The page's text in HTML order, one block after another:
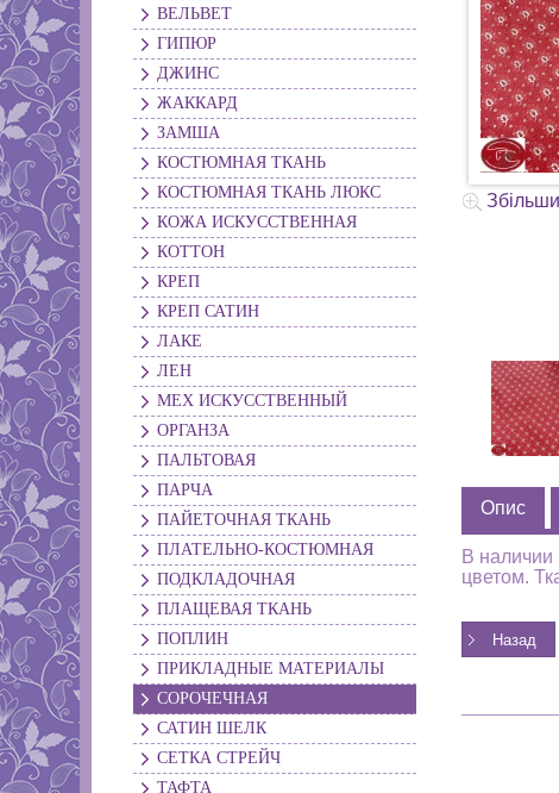
ВЕЛЬВЕТ
ГИПЮР
ДЖИНС
ЖАККАРД
ЗАМША
КОСТЮМНАЯ ТКАНЬ
КОСТЮМНАЯ ТКАНЬ ЛЮКС
КОЖА ИСКУССТВЕННАЯ
КОТТОН
КРЕП
КРЕП САТИН
ЛАКЕ
ЛЕН
МЕХ ИСКУССТВЕННЫЙ
ОРГАНЗА
ПАЛЬТОВАЯ
ПАРЧА
ПАЙЕТОЧНАЯ ТКАНЬ
ПЛАТЕЛЬНО-КОСТЮМНАЯ
ПОДКЛАДОЧНАЯ
ПЛАЩЕВАЯ ТКАНЬ
ПОПЛИН
ПРИКЛАДНЫЕ МАТЕРИАЛЫ
СОРОЧЕЧНАЯ
САТИН ШЕЛК
СЕТКА СТРЕЙЧ
ТАФТА
Опис
В наличии
цветом.